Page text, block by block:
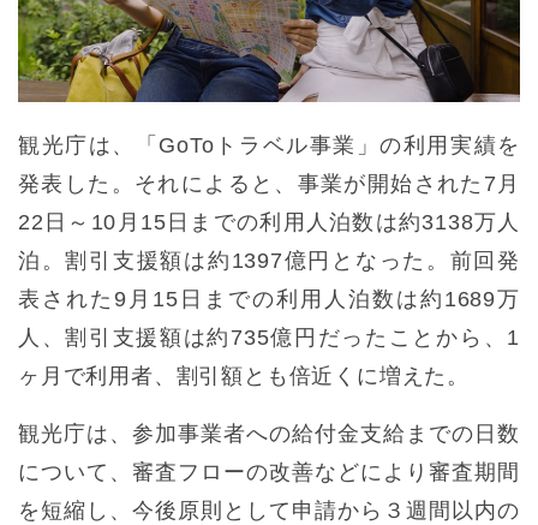
観光庁は、「GoToトラベル事業」の利用実績を
発表した。それによると、事業が開始された7月
22日～10月15日までの利用人泊数は約3138万人
泊。割引支援額は約1397億円となった。前回発
表された9月15日までの利用人泊数は約1689万
人、割引支援額は約735億円だったことから、1
ヶ月で利用者、割引額とも倍近くに増えた。
観光庁は、参加事業者への給付金支給までの日数
について、審査フローの改善などにより審査期間
を短縮し、今後原則として申請から３週間以内の